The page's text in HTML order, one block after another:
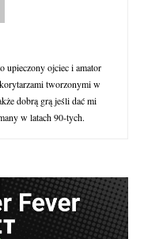
upieczony ojciec i amator
tworzonymi w
dobrą grą jeśli dać mi
w latach 90-tych.